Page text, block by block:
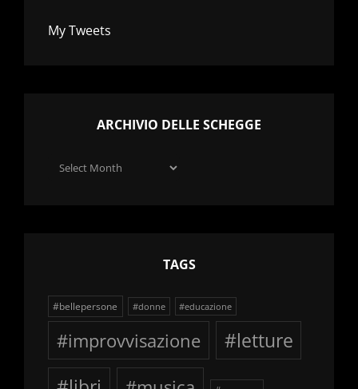
My Tweets
ARCHIVIO DELLE SCHEGGE
Archivio
TAGS
#bellepersone #donne #educazione
#improvvisazione
#letture